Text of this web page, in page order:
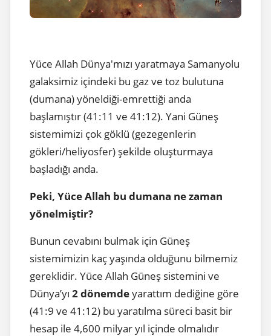
Yüce Allah Dünya'mızı yaratmaya Samanyolu
galaksimiz içindeki bu gaz ve toz bulutuna
(dumana) yöneldiği-emrettiği anda
başlamıştır (41:11 ve 41:12). Yani Güneş
sistemimizi çok göklü (gezegenlerin
gökleri/heliyosfer) şekilde oluşturmaya
başladığı anda.
Peki, Yüce Allah bu dumana ne zaman
yönelmiştir?
Bunun cevabını bulmak için Güneş
sistemimizin kaç yaşında olduğunu bilmemiz
gereklidir. Yüce Allah Güneş sistemini ve
Dünya’yı 2 dönemdeyarattım dediğine göre
(41:9 ve 41:12) bu yaratılma süreci basit bir
hesap ile 4,600 milyar yıl içinde olmalıdır